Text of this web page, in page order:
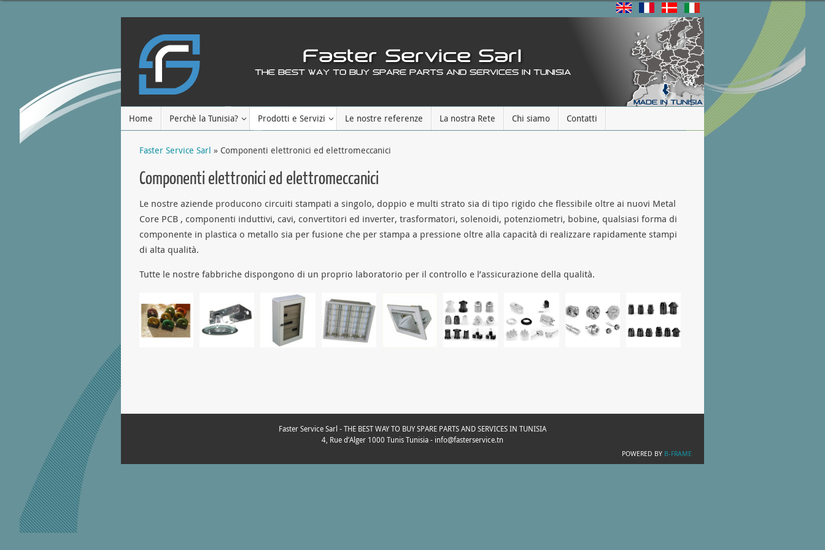
Home Perchè la Tunisia? Prodotti e Servizi Le nostre referenze La nostra Rete Chi siamo Contatti
Faster Service Sarl » Componenti elettronici ed elettromeccanici
Componenti elettronici ed elettromeccanici
Le nostre aziende producono circuiti stampati a singolo, doppio e multi strato sia di tipo rigido che flessibile oltre ai nuovi Metal
Core PCB , componenti induttivi, cavi, convertitori ed inverter, trasformatori, solenoidi, potenziometri, bobine, qualsiasi forma di
componente in plastica o metallo sia per fusione che per stampa a pressione oltre alla capacità di realizzare rapidamente stampi
di alta qualità.
Tutte le nostre fabbriche dispongono di un proprio laboratorio per il controllo e l’assicurazione della qualità.
Faster Service Sarl - THE BEST WAY TO BUY SPARE PARTS AND SERVICES IN TUNISIA
4, Rue d’Alger 1000 Tunis Tunisia - info@fasterservice.tn
POWERED BY B-FRAME